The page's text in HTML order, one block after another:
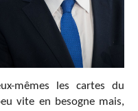
mêmes les cartes du
vite en besogne mais,